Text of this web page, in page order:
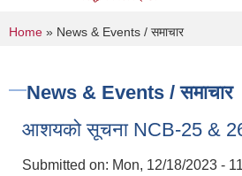
You are here
Home » News & Events / समाचार
News & Events / समाचार
आशयको सूचना NCB-25 &
Submitted on: Mon, 12/18/2023 -